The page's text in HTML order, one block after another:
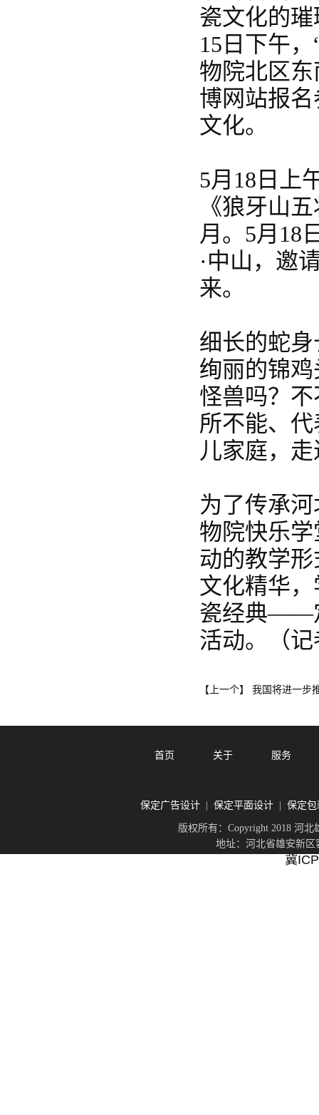
瓷文化的
15日下午
物院北区
博网站报
文化。
5月18日上
《狼牙山
月。5月18
·中山，邀
来。
细长的蛇
绚丽的锦
怪兽吗？
所不能、
儿家庭，
为了传承
物院快乐
动的教学
文化精华
瓷经典——
活动。（
【上一个】 我国将进一步
首页 关于 服务
保定广告设计| 保定平面设计| 保定包
版权所有：Copyright 2018 河
地址：河北省雄安新区
冀